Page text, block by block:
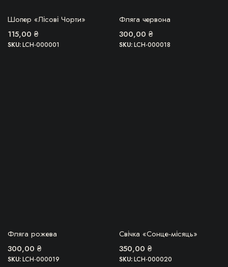
ЗАКІНЧИВСЯ!
Шопер «Лісові Чорти»
115,00 ₴
SKU:LCH-000001
БЕРУ!
Фляга червона
300,00 ₴
SKU:LCH-000018
БЕРУ!
Фляга рожева
300,00 ₴
SKU:LCH-000019
БЕРУ!
Свічка «Сонце-місяць»
350,00 ₴
SKU:LCH-000020